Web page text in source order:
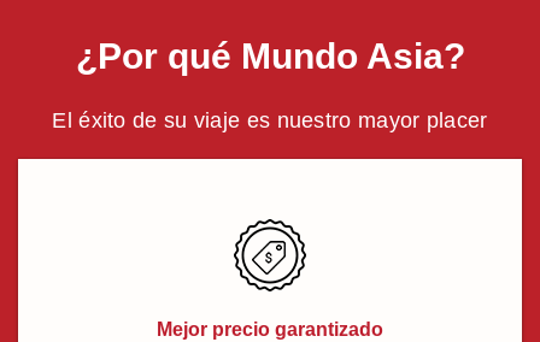
¿Por qué Mundo Asia?
El éxito de su viaje es nuestro mayor placer
Mejor precio garantizado